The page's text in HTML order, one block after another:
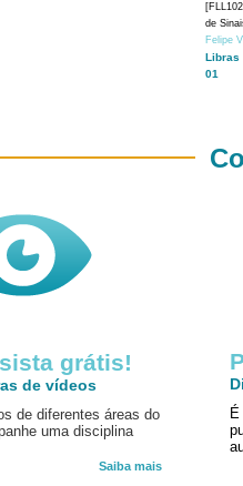
de
Felipe
Libras
01
grátis!
de vídeos
de diferentes áreas do
uma disciplina
Saiba mais